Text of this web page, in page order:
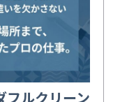
フルクリーン